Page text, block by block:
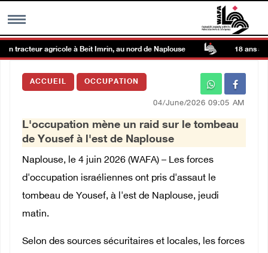
MENU
Galerie d’images
Centre palestinien
العربية
English
tracteur agricole à Beit Imrin, au nord de Naplouse 18 ans
ACCUEIL OCCUPATION
04/June/2026 09:05 AM
L'occupation mène un raid sur le tombeau
de Yousef à l'est de Naplouse
Naplouse, le 4 juin 2026 (WAFA) – Les forces
d'occupation israéliennes ont pris d'assaut le
tombeau de Yousef, à l'est de Naplouse, jeudi
matin.
Selon des sources sécuritaires et locales, les forces